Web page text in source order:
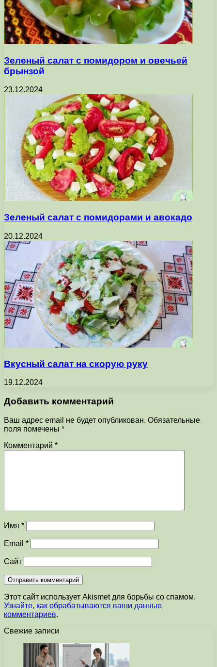
Зеленый салат с помидором и овечьей
брынзой
23.12.2024
Зеленый салат с помидорами и авокадо
20.12.2024
Вкусный салат на скорую руку
19.12.2024
Добавить комментарий
Ваш адрес email не будет опубликован. Обязательные
поля помечены *
Комментарий *
Имя *
Email *
Сайт
Этот сайт использует Akismet для борьбы со спамом.
Узнайте, как обрабатываются ваши данные
комментариев.
Свежие записи